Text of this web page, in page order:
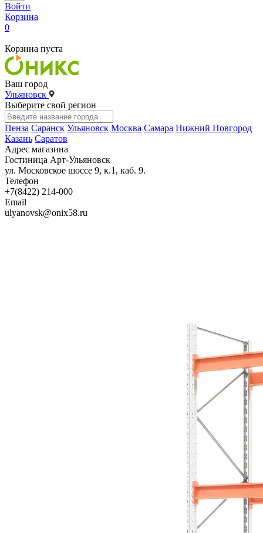
Войти
Корзина
0
Корзина пуста
Ваш город
Ульяновск
Выберите свой регион
Пенза Саранск Ульяновск Москва Самара Нижний Новгород
Казань Саратов
Адрес магазина
Гостиница Арт-Ульяновск
ул. Московское шоссе 9, к.1, каб. 9.
Телефон
+7(8422) 214-000
Email
ulyanovsk@onix58.ru